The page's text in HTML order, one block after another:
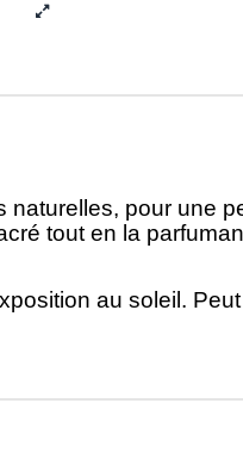
naturelles, pour une
tout en la
au soleil.